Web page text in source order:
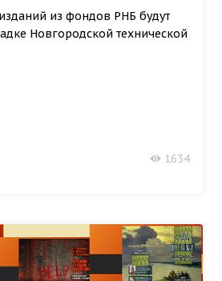
из фондов РНБ будут
Новгородской технической
1634